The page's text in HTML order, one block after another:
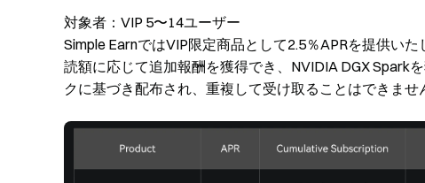
対象者：VIP 5〜14ユーザー
Simple EarnではVIP限定商品として2.5％APRを提供い
読額に応じて追加報酬を獲得でき、NVIDIA DGX Spark
クに基づき配布され、重複して受け取ることはできませ